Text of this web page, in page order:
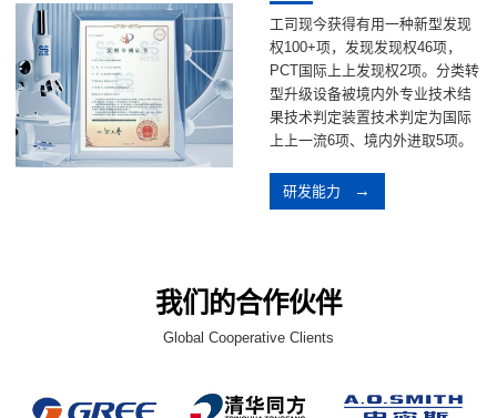
工司现今获得有用一种新型发现
权100+项，发现发现权46项，
PCT国际上上发现权2项。分类转
型升级设备被境内外专业技术结
果技术判定装置技术判定为国际
上上一流6项、境内外进取5项。
研发能力
我们的合作伙伴
Global Cooperative Clients